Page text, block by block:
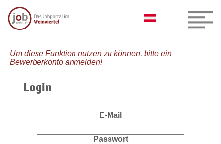
Um diese Funktion nutzen zu können, bitte ein
Bewerberkonto anmelden!
Login
E-Mail
Passwort